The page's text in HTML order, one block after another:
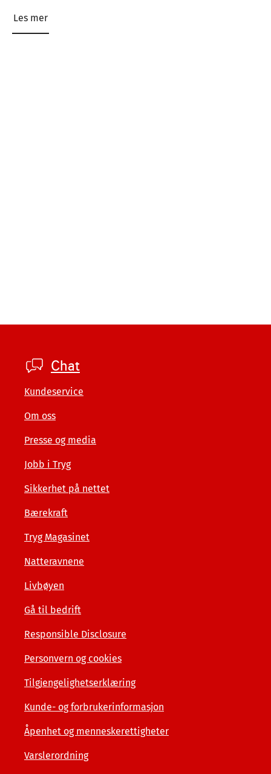
Les mer
Footer
private
Chat
Kundeservice
Om oss
Presse og media
Jobb i Tryg
Sikkerhet på nettet
Bærekraft
Tryg Magasinet
Natteravnene
Livbøyen
Gå til bedrift
Responsible Disclosure
Personvern og cookies
Tilgjengelighetserklæring
Kunde- og forbrukerinformasjon
Åpenhet og menneskerettigheter
Varslerordning